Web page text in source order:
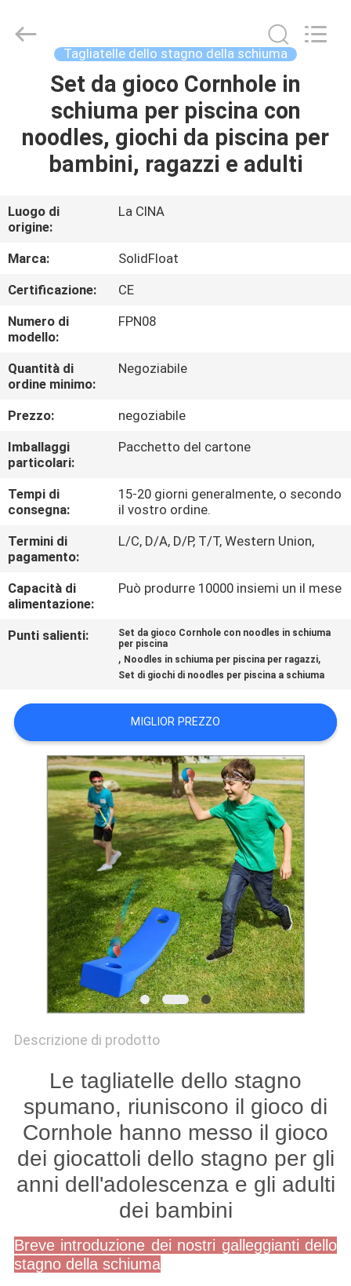
CASA.
PRODOTTI
DI
NOI
VISITA
ALLA
FABBRICA
CONTROLLO
DELLA
QUALITÀ
CONTATTACI
NOTIZIE
CHIEDI UN
DEL
SITO
PRIVACY
POLICY
SolidFloat
Industries
Tagliatelle dello stagno della schiuma
Set da gioco Cornhole in
schiuma per piscina con
noodles, giochi da piscina per
bambini, ragazzi e adulti
Luogo di
origine:
La CINA
Marca:
SolidFloat
Certificazione:
CE
Numero di
modello:
FPN08
Quantità di
ordine minimo:
Negoziabile
Prezzo:
negoziabile
Imballaggi
particolari:
Pacchetto del cartone
Tempi di
consegna:
15-20 giorni generalmente, o secondo
il vostro ordine.
Termini di
pagamento:
L/C, D/A, D/P, T/T, Western Union,
Capacità di
alimentazione:
Può produrre 10000 insiemi un il mese
Punti salienti:
Set da gioco Cornhole con noodles in schiuma
per piscina
, Noodles in schiuma per piscina per ragazzi,
Set di giochi di noodles per piscina a schiuma
MIGLIOR PREZZO
Descrizione di prodotto
Le tagliatelle dello stagno
spumano, riuniscono il gioco di
Cornhole hanno messo il gioco
dei giocattoli dello stagno per gli
anni dell'adolescenza e gli adulti
dei bambini
Breve introduzione dei nostri galleggianti dello
stagno della schiuma